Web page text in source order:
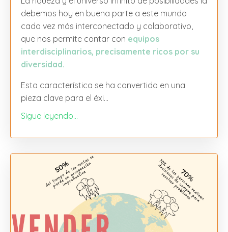
debemos hoy en buena parte a este mundo
cada vez más interconectado y colaborativo,
que nos permite contar con equipos
interdisciplinarios, precisamente ricos por su
diversidad.
Esta característica se ha convertido en una
pieza clave para el éxi...
Sigue leyendo...